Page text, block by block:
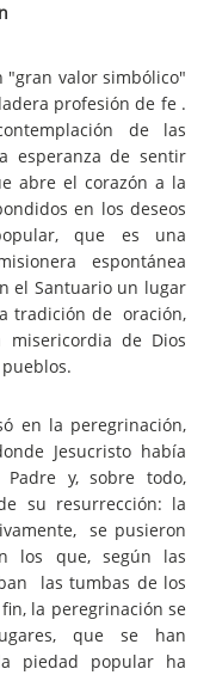
"gran valor simbólico"
profesión de fe .
de las
esperanza de sentir
abre el corazón a la
en los deseos
que es una
espontánea
el Santuario un lugar
tradición de oración,
de Dios
en la peregrinación,
Jesucristo había
y, sobre todo,
su resurrección: la
se pusieron
los que, según las
las tumbas de los
la peregrinación se
que se han
piedad popular ha